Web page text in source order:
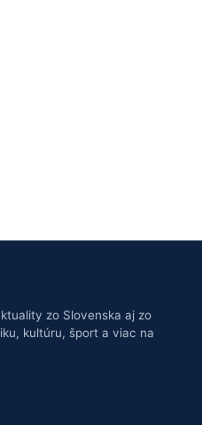
zo Slovenska aj zo
kultúru, šport a viac na